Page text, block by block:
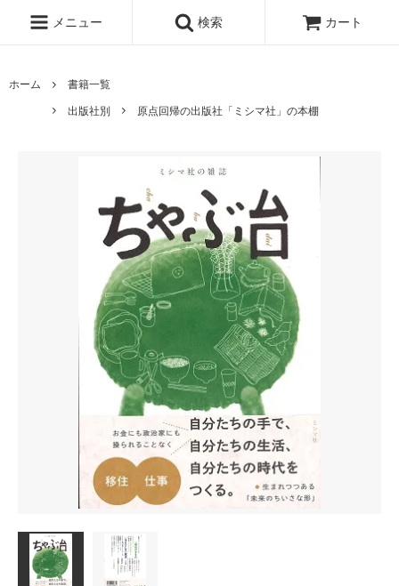
メニュー 検索 カート
ホーム
書籍一覧
出版社別
原点回帰の出版社「ミシマ社」の本棚